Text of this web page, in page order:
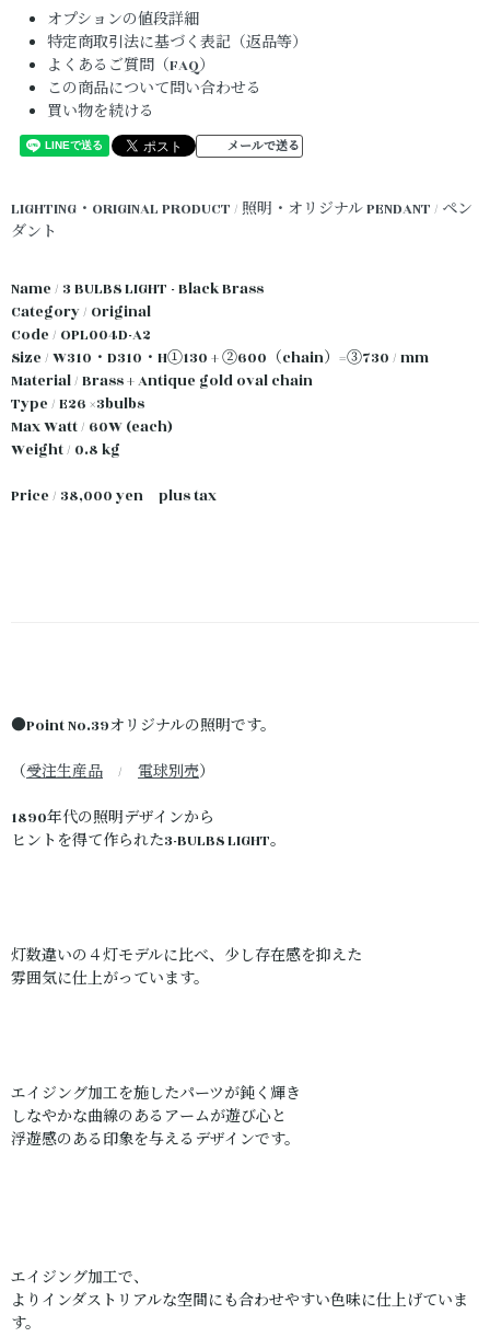
オプションの値段詳細
特定商取引法に基づく表記（返品等）
よくあるご質問（FAQ）
この商品について問い合わせる
買い物を続ける
メールで送る
LIGHTING・ORIGINAL PRODUCT / 照明・オリジナルPENDANT / ペン
ダント
Name / 3 BULBS LIGHT - Black Brass
Category / Original
Code / OPL004D-A2
Size / W310・D310・H①130 + ②600（chain）=③730 / mm
Material / Brass + Antique gold oval chain
Type / E26 ×3bulbs
Max Watt / 60W (each)
Weight / 0.8 kg
Price / 38,000 yen plus tax
●Point No.39オリジナルの照明です。
（受注生産品 / 電球別売）
1890年代の照明デザインから
ヒントを得て作られた3-BULBS LIGHT。
灯数違いの４灯モデルに比べ、少し存在感を抑えた
雰囲気に仕上がっています。
エイジング加工を施したパーツが鈍く輝き
しなやかな曲線のあるアームが遊び心と
浮遊感のある印象を与えるデザインです。
エイジング加工で、
よりインダストリアルな空間にも合わせやすい色味に仕上げていま
す。